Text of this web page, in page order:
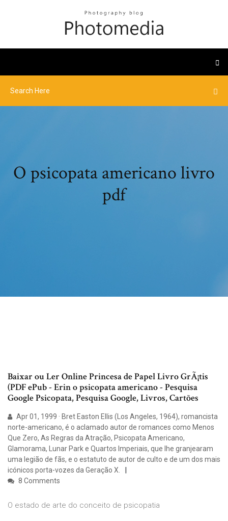
O psicopata americano livro
pdf
Baixar ou Ler Online Princesa de Papel Livro GrÃ¡tis
(PDF ePub - Erin o psicopata americano - Pesquisa
Google Psicopata, Pesquisa Google, Livros, Cartões
Apr 01, 1999 · Bret Easton Ellis (Los Angeles, 1964), romancista
norte-americano, é o aclamado autor de romances como Menos
Que Zero, As Regras da Atração, Psicopata Americano,
Glamorama, Lunar Park e Quartos Imperiais, que lhe granjearam
uma legião de fãs, e o estatuto de autor de culto e de um dos mais
icónicos porta-vozes da Geração X.
8 Comments
O estado de arte do conceito de psicopatia